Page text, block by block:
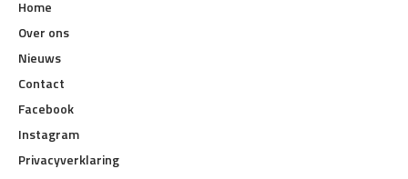
Home
Over ons
Nieuws
Contact
Facebook
Instagram
Privacyverklaring